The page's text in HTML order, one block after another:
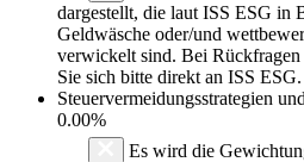
dargestellt, die laut ISS ESG in
Geldwäsche oder/und
verwickelt sind. Bei Rückfragen
Sie sich bitte direkt an ISS
Steuervermeidungsstrategien
0.00%
Es wird die